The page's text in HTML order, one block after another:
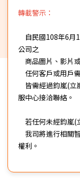
轉載警示：
自民國108年6月
公司之
商品圖片、影片
任何客戶或用戶
皆需經過鈞嵐(立
服中心接洽聯絡。
若任何未經鈞嵐(
我司將進行相關
權利。